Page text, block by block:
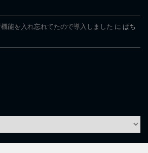
能を入れ忘れてたので導入しました に ぱち